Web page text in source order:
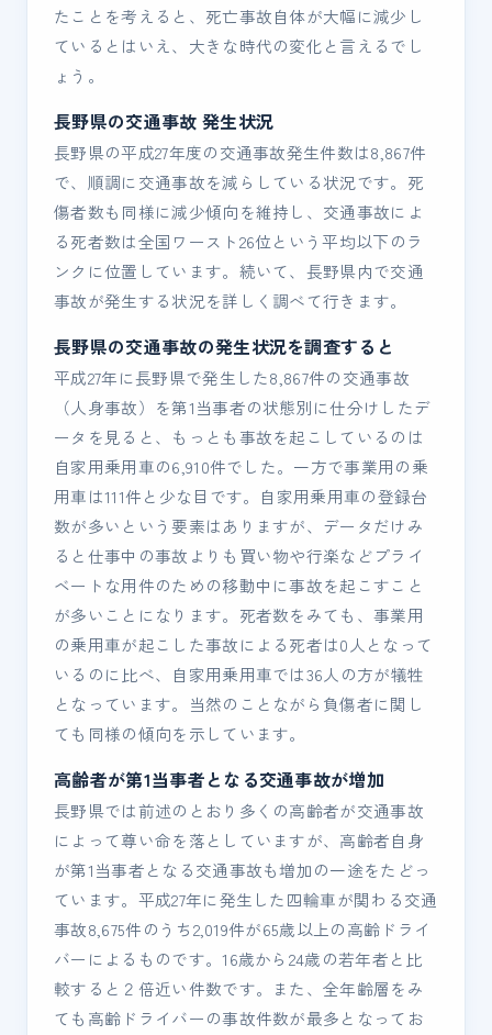
たことを考えると、死亡事故自体が大幅に減少し
ているとはいえ、大きな時代の変化と言えるでし
ょう。
長野県の交通事故 発生状況
長野県の平成27年度の交通事故発生件数は8,867件
で、順調に交通事故を減らしている状況です。死
傷者数も同様に減少傾向を維持し、交通事故によ
る死者数は全国ワースト26位という平均以下のラ
ンクに位置しています。続いて、長野県内で交通
事故が発生する状況を詳しく調べて行きます。
長野県の交通事故の発生状況を調査すると
平成27年に長野県で発生した8,867件の交通事故
（人身事故）を第1当事者の状態別に仕分けしたデ
ータを見ると、もっとも事故を起こしているのは
自家用乗用車の6,910件でした。一方で事業用の乗
用車は111件と少な目です。自家用乗用車の登録台
数が多いという要素はありますが、データだけみ
ると仕事中の事故よりも買い物や行楽などプライ
ベートな用件のための移動中に事故を起こすこと
が多いことになります。死者数をみても、事業用
の乗用車が起こした事故による死者は0人となって
いるのに比べ、自家用乗用車では36人の方が犠牲
となっています。当然のことながら負傷者に関し
ても同様の傾向を示しています。
高齢者が第1当事者となる交通事故が増加
長野県では前述のとおり多くの高齢者が交通事故
によって尊い命を落としていますが、高齢者自身
が第1当事者となる交通事故も増加の一途をたどっ
ています。平成27年に発生した四輪車が関わる交通
事故8,675件のうち2,019件が65歳以上の高齢ドライ
バーによるものです。16歳から24歳の若年者と比
較すると２倍近い件数です。また、全年齢層をみ
ても高齢ドライバーの事故件数が最多となってお